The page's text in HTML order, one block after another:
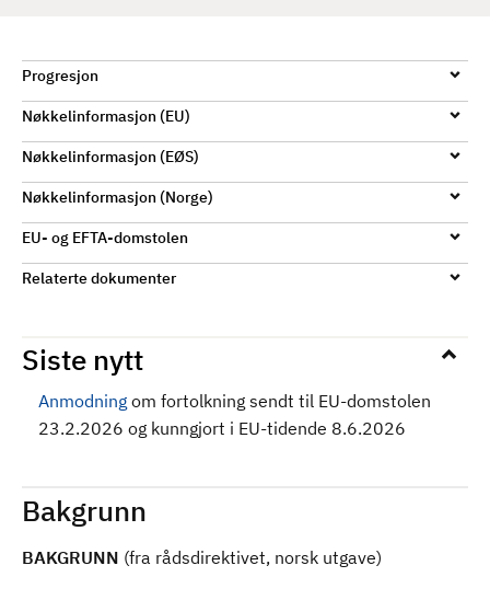
Progresjon
Nøkkelinformasjon (EU)
Nøkkelinformasjon (EØS)
Nøkkelinformasjon (Norge)
EU- og EFTA-domstolen
Relaterte dokumenter
Siste nytt
Anmodning om fortolkning sendt til EU-domstolen
23.2.2026 og kunngjort i EU-tidende 8.6.2026
Bakgrunn
BAKGRUNN (fra rådsdirektivet, norsk utgave)